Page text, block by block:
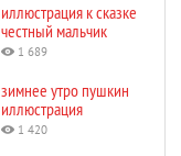
иллюстрация к сказке
честный мальчик
1 689
зимнее утро пушкин
иллюстрация
1 420